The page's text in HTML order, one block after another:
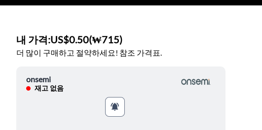
내 가격:US$0.50(₩715)
더 많이 구매하고 절약하세요! 참조 가격표.
onsemi
재고 없음